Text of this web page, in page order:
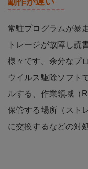
常駐プログラムが暴
トレージが故障し読
様々です。余分なプ
ウイルス駆除ソフト
ルする、作業領域（
保管する場所（スト
に交換するなどの対